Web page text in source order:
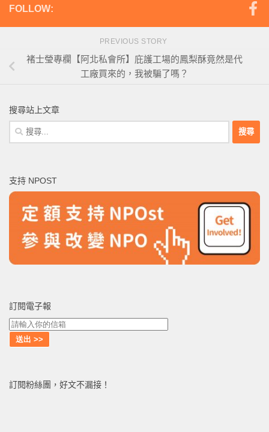
FOLLOW:
PREVIOUS STORY
褚士瑩專欄【阿北私會所】庇護工場的鳳梨酥竟然是代
工廠買來的，我被騙了嗎？
搜尋站上文章
搜
尋
字:
支持 NPOST
訂閱電子報
訂閱粉絲團，好文不漏接！